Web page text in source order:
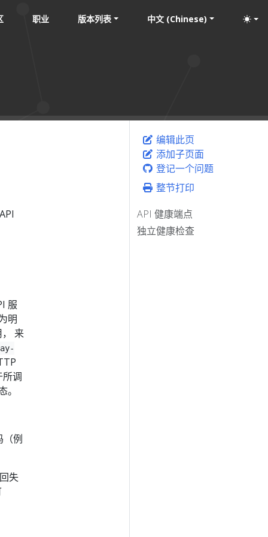
职业 版本列表 中文 (Chinese)
编辑此页
添加子页面
登记一个问题
整节打印
API 健康端点
独立健康检查
服
明
来
调
（例
失